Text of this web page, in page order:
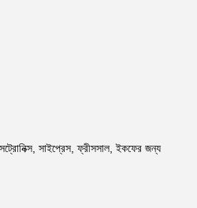
সাইপ্রেস, ফ্রীসসাল, ইকফের জন্য